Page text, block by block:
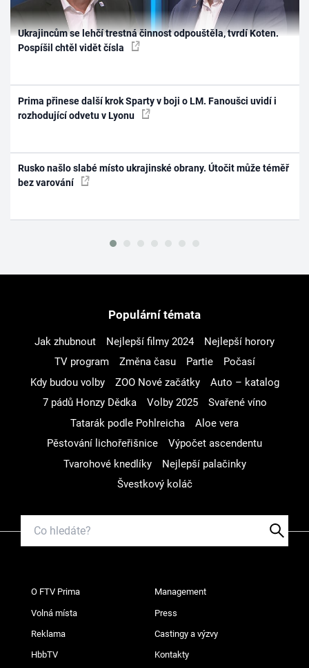
Ukrajincům se lehčí trestná činnost odpouštěla, tvrdí Koten.
Pospíšil chtěl vidět čísla
Prima přinese další krok Sparty v boji o LM. Fanoušci uvidí i
rozhodující odvetu v Lyonu
Rusko našlo slabé místo ukrajinské obrany. Útočit může téměř
bez varování
Populární témata
Jak zhubnout Nejlepší filmy 2024
Nejlepší horory
TV program
Změna času Partie
Počasí
Kdy budou volby
ZOO Nové začátky
Auto – katalog
7 pádů Honzy Dědka
Volby 2025
Svařené víno
Tatarák podle Pohlreicha
Aloe vera
Pěstování lichořeřišnice
Výpočet ascendentu
Tvarohové knedlíky
Nejlepší palačinky
Švestkový koláč
O FTV Prima Management
Volná místa Press
Reklama Castingy a výzvy
HbbTV Kontakty